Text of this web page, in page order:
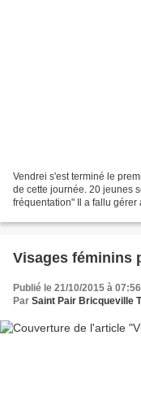
Vendrei s'est terminé le
de cette journée. 20 jeunes
fréquentation" Il a fallu
Visages féminins
Publié le 21/10/2015 à 07:56
Par Saint Pair Bricqueville